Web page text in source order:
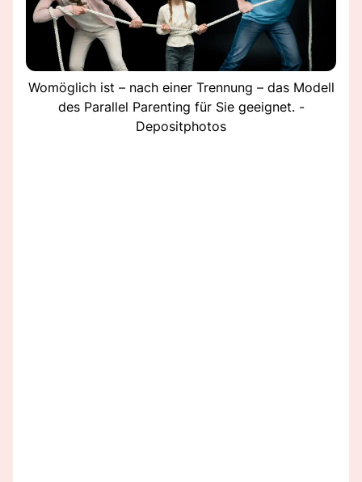
Womöglich ist – nach einer Trennung – das Modell
des Parallel Parenting für Sie geeignet. -
Depositphotos